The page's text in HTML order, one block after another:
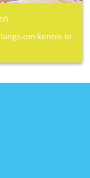
om kennis te